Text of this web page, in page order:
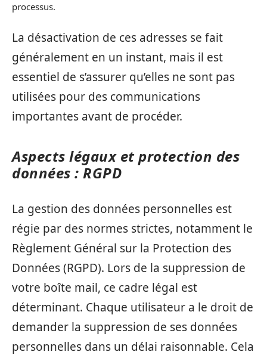
processus.
La désactivation de ces adresses se fait
généralement en un instant, mais il est
essentiel de s’assurer qu’elles ne sont pas
utilisées pour des communications
importantes avant de procéder.
Aspects légaux et protection des
données : RGPD
La gestion des données personnelles est
régie par des normes strictes, notamment le
Règlement Général sur la Protection des
Données (RGPD). Lors de la suppression de
votre boîte mail, ce cadre légal est
déterminant. Chaque utilisateur a le droit de
demander la suppression de ses données
personnelles dans un délai raisonnable. Cela